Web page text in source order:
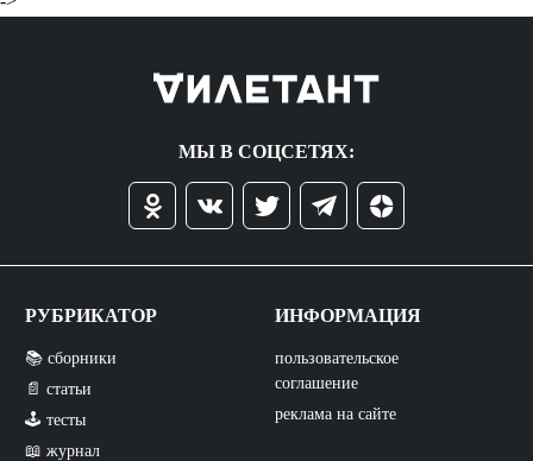
МЫ В СОЦСЕТЯХ:
РУБРИКАТОР
📚 сборники
📄 статьи
🕹️ тесты
📖 журнал
ИНФОРМАЦИЯ
пользовательское
соглашение
реклама на сайте